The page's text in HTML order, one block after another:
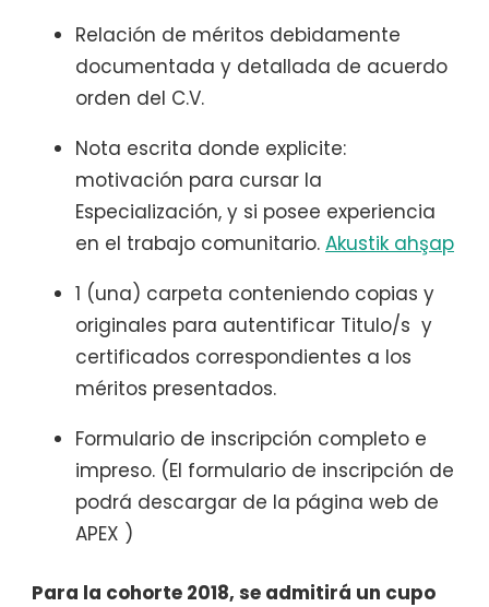
Relación de méritos debidamente
documentada y detallada de acuerdo
orden del C.V.
Nota escrita donde explicite:
motivación para cursar la
Especialización, y si posee experiencia
en el trabajo comunitario. Akustik ahşap
1 (una) carpeta conteniendo copias y
originales para autentificar Titulo/s y
certificados correspondientes a los
méritos presentados.
Formulario de inscripción completo e
impreso. (El formulario de inscripción de
podrá descargar de la página web de
APEX )
Para la cohorte 2018, se admitirá un cupo